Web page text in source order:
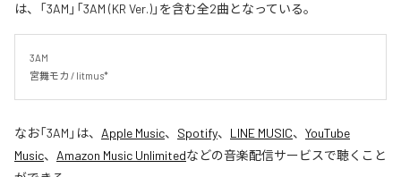
は、「3AM」「3AM (KR Ver.)」を含む全2曲となっている。
3AM
宮舞モカ / litmus*
なお「3AM 」は、 Apple Music、 Spotify、 LINE MUSIC、 YouTube
Music、 Amazon Music Unlimitedなどの音楽配信サービスで聴くこと